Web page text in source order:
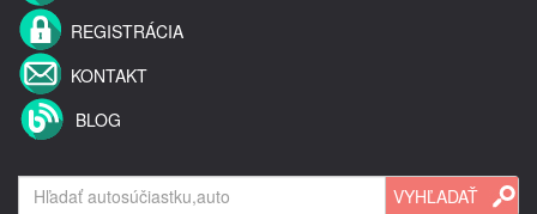
REGISTRÁCIA
KONTAKT
BLOG